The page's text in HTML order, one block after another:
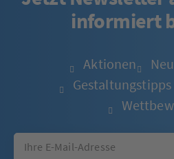
informiert
Aktionen